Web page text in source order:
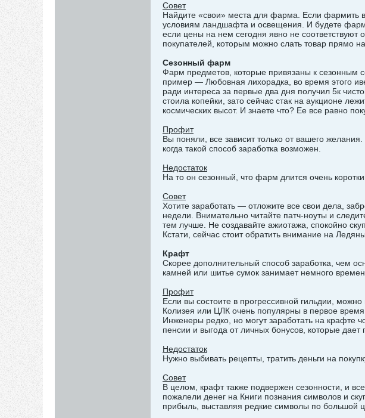
Совет
Найдите «свои» места для фарма. Если фармить
условиям ландшафта и освещения. И будете
если цены на нем сегодня явно не
покупателей, которым можно слать товар прямо
Сезонный фарм
Фарм предметов, которые привязаны к сезонным
пример — Любовная лихорадка, во время этого
ради интереса за первые два дня получил 5к
стоила копейки, зато сейчас стак на аукционе
космических высот. И знаете что? Ее все равно
Профит
Вы поняли, все зависит только от вашего
когда такой способ заработка возможен.
Недостаток
На то он сезонный, что фарм длится очень
Совет
Хотите заработать — отложите все свои дела,
недели. Внимательно читайте патч-ноуты и
тем лучше. Не создавайте ажиотажа, спокойно
Кстати, сейчас стоит обратить внимание на
Крафт
Скорее дополнительный способ заработка, чем
камней или шитье сумок занимает немного
Профит
Если вы состоите в прогрессивной гильдии,
Колизея или ЦЛК очень популярны в первое
Инженеры редко, но могут заработать на крафте
пенсии и выгода от личных бонусов, которые дает
Недостаток
Нужно выбивать рецепты, тратить деньги на
Совет
В целом, крафт также подвержен сезонности, и
пожалели денег на Книги познания символов и
прибыль, выставляя редкие символы по большой